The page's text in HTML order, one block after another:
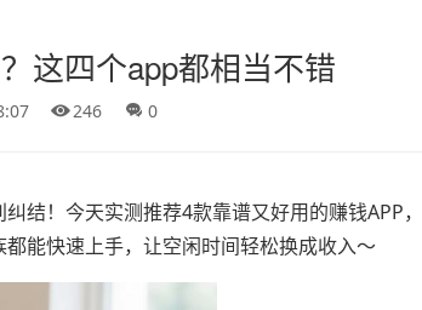
这四个app都相当不错
246 0
结！今天实测推荐4款靠谱又好用的赚钱APP
能快速上手，让空闲时间轻松换成收入～